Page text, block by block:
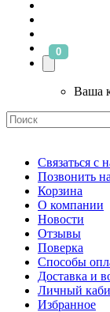
0
Ваша
Связаться с
Позвонить
Корзина
О компании
Новости
Отзывы
Поверка
Способы
Доставка и
Личный
Избранное